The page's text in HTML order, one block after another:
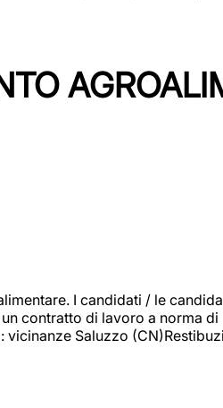
I candidati / le
contratto di lavoro a norma
Saluzzo